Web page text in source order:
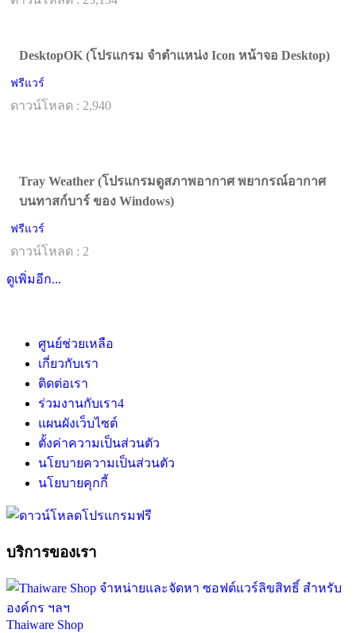
DesktopOK (โปรแกรม จำตำแหน่ง Icon หน้าจอ Desktop)
ฟรีแวร์
ดาวน์โหลด : 2,940
Tray Weather (โปรแกรมดูสภาพอากาศ พยากรณ์อากาศ
บนทาสก์บาร์ ของ Windows)
ฟรีแวร์
ดาวน์โหลด : 2
ดูเพิ่มอีก...
ศูนย์ช่วยเหลือ
เกี่ยวกับเรา
ติดต่อเรา
ร่วมงานกับเรา4
แผนผังเว็บไซต์
ตั้งค่าความเป็นส่วนตัว
นโยบายความเป็นส่วนตัว
นโยบายคุกกี้
บริการของเรา
Thaiware Shop